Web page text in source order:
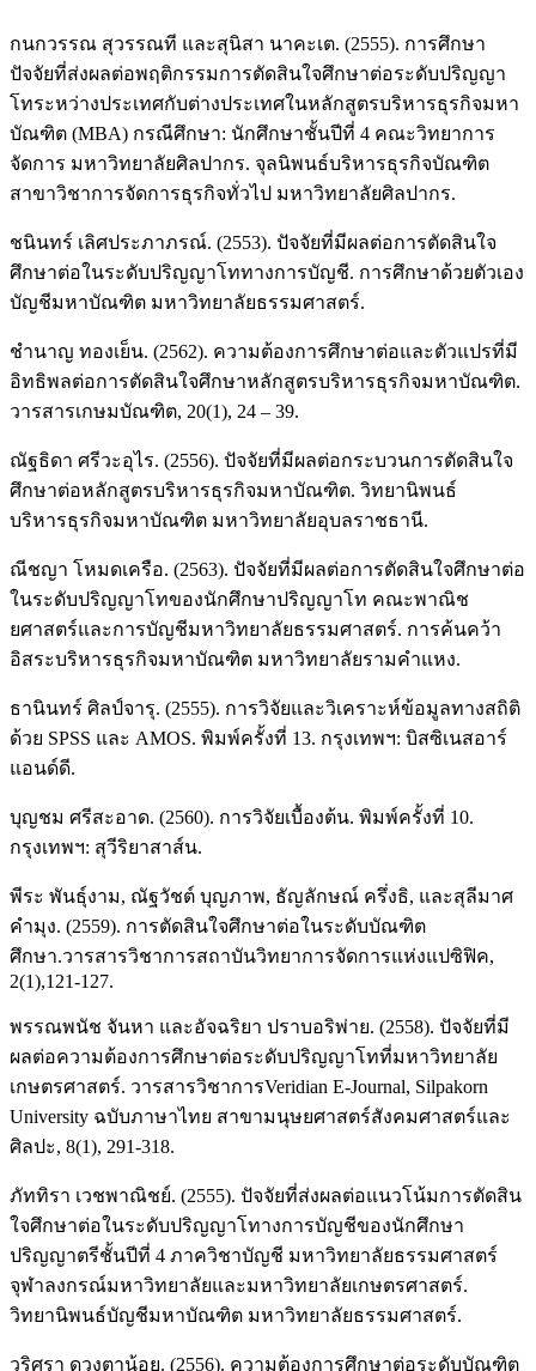
กนกวรรณ สุวรรณที และสุนิสา นาคะเต. (2555). การศึกษา
ปัจจัยที่ส่งผลต่อพฤติกรรมการตัดสินใจศึกษาต่อระดับปริญญา
โทระหว่างประเทศกับต่างประเทศในหลักสูตรบริหารธุรกิจมหา
บัณฑิต (MBA) กรณีศึกษา: นักศึกษาชั้นปีที่ 4 คณะวิทยาการ
จัดการ มหาวิทยาลัยศิลปากร. จุลนิพนธ์บริหารธุรกิจบัณฑิต
สาขาวิชาการจัดการธุรกิจทั่วไป มหาวิทยาลัยศิลปากร.
ชนินทร์ เลิศประภาภรณ์. (2553). ปัจจัยที่มีผลต่อการตัดสินใจ
ศึกษาต่อในระดับปริญญาโททางการบัญชี. การศึกษาด้วยตัวเอง
บัญชีมหาบัณฑิต มหาวิทยาลัยธรรมศาสตร์.
ชำนาญ ทองเย็น. (2562). ความต้องการศึกษาต่อและตัวแปรที่มี
อิทธิพลต่อการตัดสินใจศึกษาหลักสูตรบริหารธุรกิจมหาบัณฑิต.
วารสารเกษมบัณฑิต, 20(1), 24 – 39.
ณัฐธิดา ศรีวะอุไร. (2556). ปัจจัยที่มีผลต่อกระบวนการตัดสินใจ
ศึกษาต่อหลักสูตรบริหารธุรกิจมหาบัณฑิต. วิทยานิพนธ์
บริหารธุรกิจมหาบัณฑิต มหาวิทยาลัยอุบลราชธานี.
ณีชญา โหมดเครือ. (2563). ปัจจัยที่มีผลต่อการตัดสินใจศึกษาต่อ
ในระดับปริญญาโทของนักศึกษาปริญญาโท คณะพาณิช
ยศาสตร์และการบัญชีมหาวิทยาลัยธรรมศาสตร์. การค้นคว้า
อิสระบริหารธุรกิจมหาบัณฑิต มหาวิทยาลัยรามคำแหง.
ธานินทร์ ศิลป์จารุ. (2555). การวิจัยและวิเคราะห์ข้อมูลทางสถิติ
ด้วย SPSS และ AMOS. พิมพ์ครั้งที่ 13. กรุงเทพฯ: บิสซิเนสอาร์
แอนด์ดี.
บุญชม ศรีสะอาด. (2560). การวิจัยเบื้องต้น. พิมพ์ครั้งที่ 10.
กรุงเทพฯ: สุวีริยาสาส์น.
พีระ พันธุ์งาม, ณัฐวัชต์ บุญภาพ, ธัญลักษณ์ ครึ่งธิ, และสุลีมาศ
คำมุง. (2559). การตัดสินใจศึกษาต่อในระดับบัณฑิต
ศึกษา.วารสารวิชาการสถาบันวิทยาการจัดการแห่งแปซิฟิค,
2(1),121-127.
พรรณพนัช จันหา และอัจฉริยา ปราบอริพ่าย. (2558). ปัจจัยที่มี
ผลต่อความต้องการศึกษาต่อระดับปริญญาโทที่มหาวิทยาลัย
เกษตรศาสตร์. วารสารวิชาการVeridian E-Journal, Silpakorn
University ฉบับภาษาไทย สาขามนุษยศาสตร์สังคมศาสตร์และ
ศิลปะ, 8(1), 291-318.
ภัททิรา เวชพาณิชย์. (2555). ปัจจัยที่ส่งผลต่อแนวโน้มการตัดสิน
ใจศึกษาต่อในระดับปริญญาโทางการบัญชีของนักศึกษา
ปริญญาตรีชั้นปีที่ 4 ภาควิชาบัญชี มหาวิทยาลัยธรรมศาสตร์
จุฬาลงกรณ์มหาวิทยาลัยและมหาวิทยาลัยเกษตรศาสตร์.
วิทยานิพนธ์บัญชีมหาบัณฑิต มหาวิทยาลัยธรรมศาสตร์.
วริศรา ดวงตาน้อย. (2556). ความต้องการศึกษาต่อระดับบัณฑิต